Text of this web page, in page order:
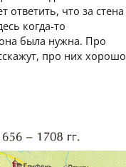
что за стена
когда-то
была нужна. Про
про них хорошо